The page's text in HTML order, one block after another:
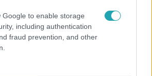
Google to enable storage
including authentication
fraud prevention, and other
Feriről: Nem tudod, hogy ő